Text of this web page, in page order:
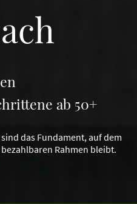
ab 50+
das Fundament, auf dem
Rahmen bleibt.